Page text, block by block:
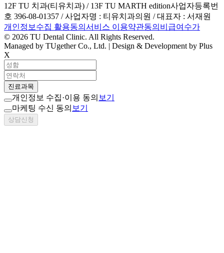
12F TU 치과(티유치과) / 13F TU MARTH edition사업자등록번
호 396-08-01357 / 사업자명 : 티유치과의원 / 대표자 : 서재원
개인정보수집 활용동의 서비스 이용약관동의 비급여수가
© 2026 TU Dental Clinic. All Rights Reserved.
Managed by TUgether Co., Ltd. | Design & Development by Plus
X
진료과목
개인정보 수집·이용 동의 보기
마케팅 수신 동의 보기
상담신청